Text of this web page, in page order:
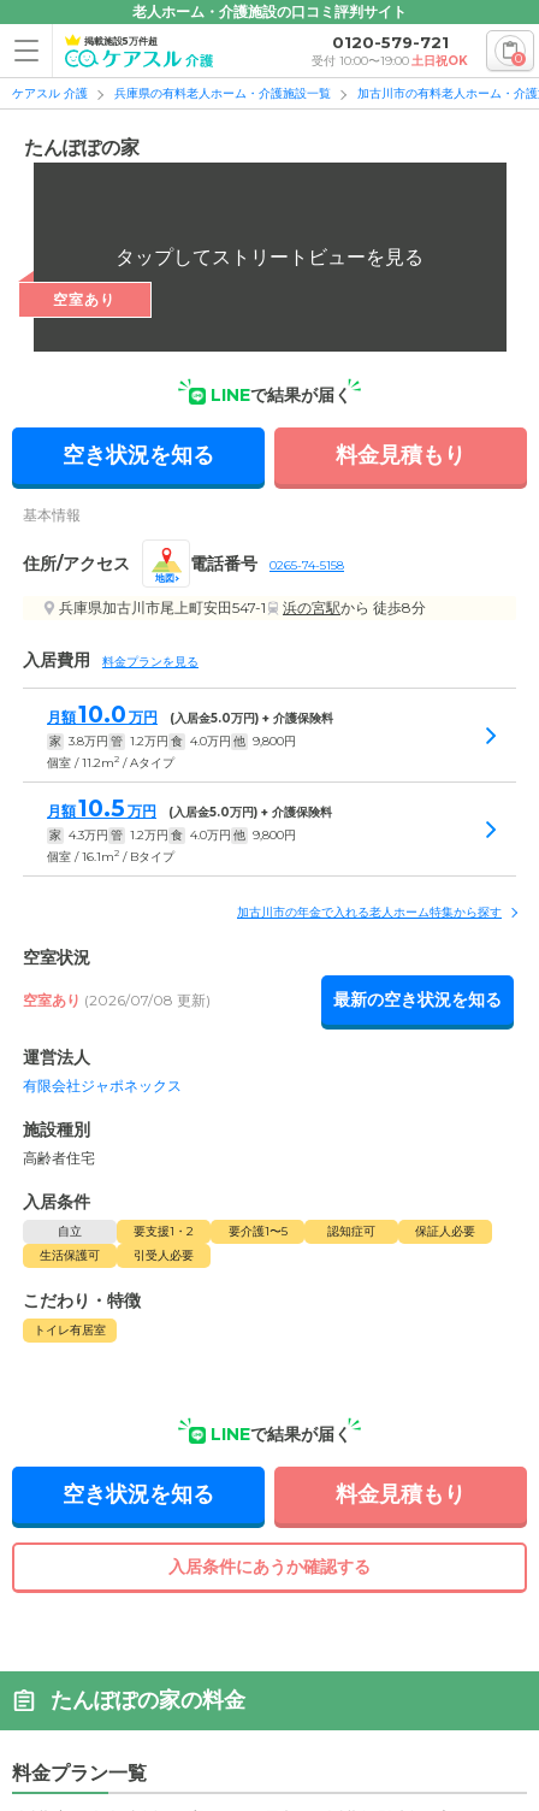
老人ホーム・介護施設の口コミ評判サイト
掲載施設5万件超 0120-579-721
受付 10:00〜19:00土日祝OK 0
ケアスル 介護 兵庫県の有料老人ホーム・介護施設一覧 加古川市の有料老人ホーム・介
たんぽぽの家
空室あり
LINEで結果が届く
空き状況を知る 料金見積もり
基本情報
住所/アクセス
地図
電話番号 0265-74-5158
兵庫県加古川市尾上町安田547-1 浜の宮駅から 徒歩8分
入居費用 料金プランを見る
月額10.0 万円 (入居金5.0万円) + 介護保険料
家 3.8万円 管 1.2万円 食 4.0万円 他 9,800円
個室 / 11.2m2 / Aタイプ
月額10.5 万円 (入居金5.0万円) + 介護保険料
家 4.3万円 管 1.2万円 食 4.0万円 他 9,800円
個室 / 16.1m2 / Bタイプ
加古川市の年金で入れる老人ホーム特集から探す
空室状況
空室あり (2026/07/08 更新) 最新の空き状況を知る
運営法人
有限会社ジャポネックス
施設種別
高齢者住宅
入居条件
自立 要支援1・2 要介護1〜5 認知症可
保証人必要
生活保護可
引受人必要
こだわり・特徴
トイレ有居室
LINEで結果が届く
空き状況を知る 料金見積もり
入居条件にあうか確認する
たんぽぽの家の料金
料金プラン一覧